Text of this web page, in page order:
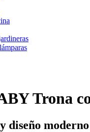
Trona
diseño moderno